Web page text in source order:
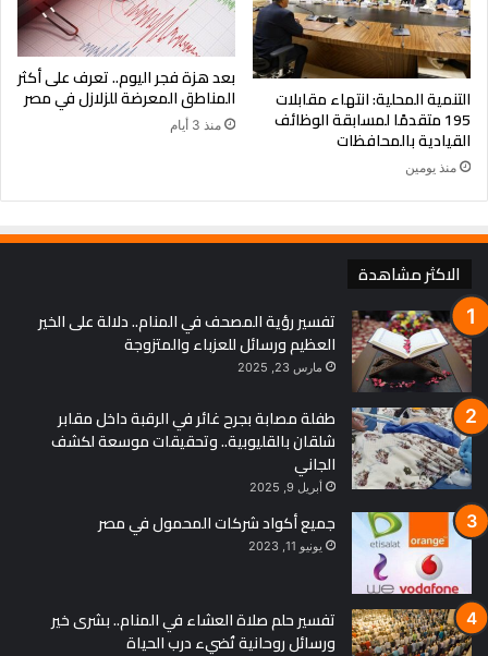
التنمية المحلية: انتهاء مقابلات
195 متقدمًا لمسابقة الوظائف
القيادية بالمحافظات
منذ يومين
بعد هزة فجر اليوم.. تعرف على أكثر
المناطق المعرضة للزلازل في مصر
منذ 3 أيام
الاكثر مشاهدة
تفسير رؤية المصحف في المنام.. دلالة على الخير
العظيم ورسائل للعزباء والمتزوجة
مارس 23, 2025
طفلة مصابة بجرح غائر في الرقبة داخل مقابر
شلقان بالقليوبية.. وتحقيقات موسعة لكشف
الجاني
أبريل 9, 2025
جميع أكواد شركات المحمول في مصر
يونيو 11, 2023
تفسير حلم صلاة العشاء في المنام.. بشرى خير
ورسائل روحانية تُضيء درب الحياة